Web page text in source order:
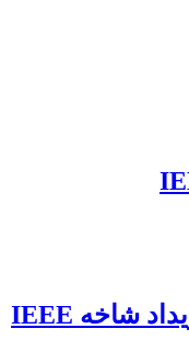
اطلاعیه برگزاری سومین رویداد شاخه IEEE